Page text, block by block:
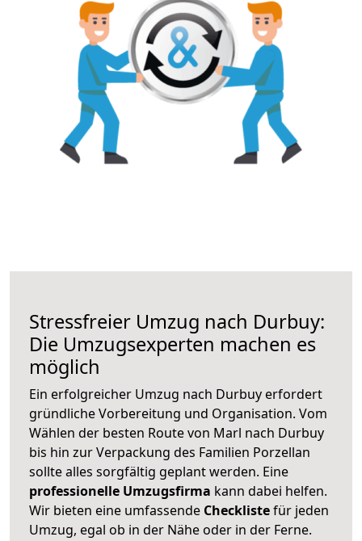
Stressfreier Umzug nach Durbuy:
Die Umzugsexperten machen es
möglich
Ein erfolgreicher Umzug nach Durbuy erfordert
gründliche Vorbereitung und Organisation. Vom
Wählen der besten Route von Marl nach Durbuy
bis hin zur Verpackung des Familien Porzellan
sollte alles sorgfältig geplant werden. Eine
professionelle Umzugsfirma kann dabei helfen.
Wir bieten eine umfassende Checklistefür jeden
Umzug, egal ob in der Nähe oder in der Ferne.